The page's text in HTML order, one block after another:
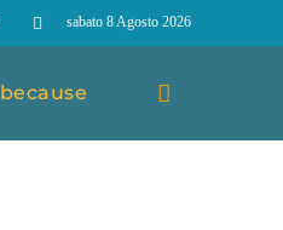
sabato 8 Agosto 2026
because